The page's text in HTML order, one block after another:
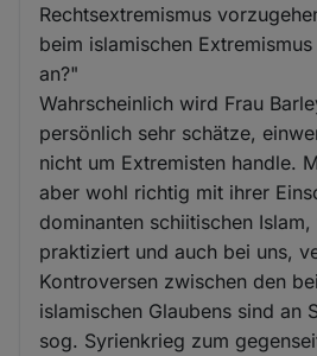
Rechtsextremismus
beim islamischen
an?"
Wahrscheinlich wird Frau
persönlich sehr schätze,
nicht um Extremisten handle.
aber wohl richtig mit ihrer
dominanten schiitischen Islam,
praktiziert und auch bei uns,
Kontroversen zwischen den
islamischen Glaubens sind an
sog. Syrienkrieg zum